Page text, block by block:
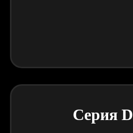
Серия D